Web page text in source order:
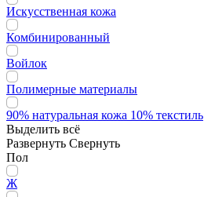
Искусственная кожа
Комбинированный
Войлок
Полимерные материалы
90% натуральная кожа 10% текстиль
Выделить всё
Развернуть Свернуть
Пол
Ж